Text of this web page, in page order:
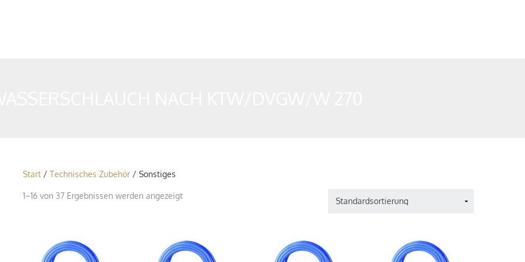
Start/ Technisches Zubehör/ Sonstiges
1–16 von 37 Ergebnissen werden angezeigt